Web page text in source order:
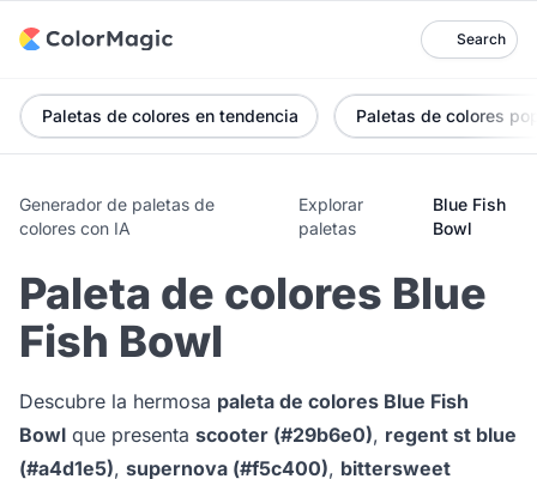
Search
Paletas de colores en tendencia Paletas de colores
Generador de paletas de
colores con IA
Explorar
paletas
Blue Fish
Bowl
Paleta de colores Blue
Fish Bowl
Descubre la hermosa paleta de colores Blue Fish
Bowl que presenta scooter (#29b6e0), regent st blue
(#a4d1e5), supernova (#f5c400), bittersweet